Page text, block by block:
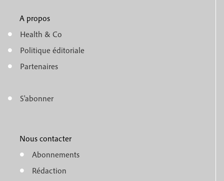
o
o
e
m
e
n
f
A propos
Health & Co
Politique éditoriale
Partenaires
S'abonner
Nous contacter
Abonnements
Rédaction